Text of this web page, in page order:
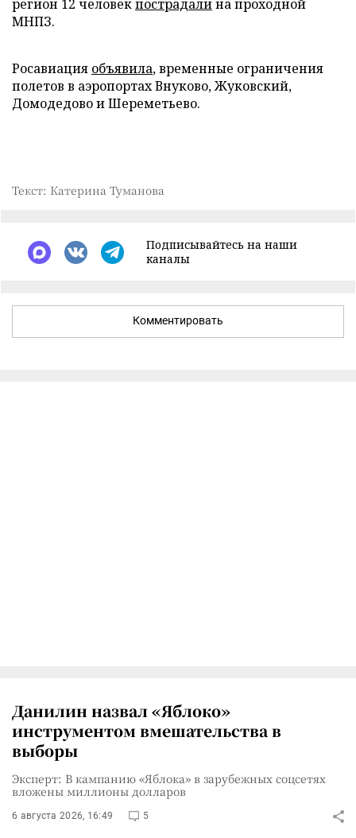
регион 12 человекпострадалина проходной
МНПЗ.
Росавиация объявила, временные ограничения
полетов в аэропортах Внуково, Жуковский,
Домодедово и Шереметьево.
Текст: Катерина Туманова
Подписывайтесь на наши
каналы
Комментировать
Данилин назвал «Яблоко»
инструментом вмешательства в
выборы
Эксперт: В кампанию «Яблока» в зарубежных соцсетях
вложены миллионы долларов
6 августа 2026, 16:49 5